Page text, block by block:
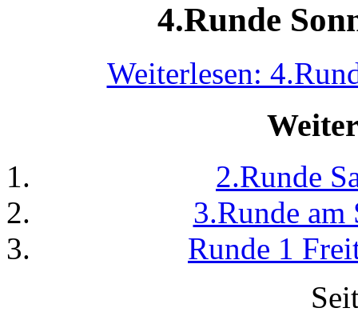
4.Runde
Weiterlesen:
2.Runde
3.Runde am
Runde 1